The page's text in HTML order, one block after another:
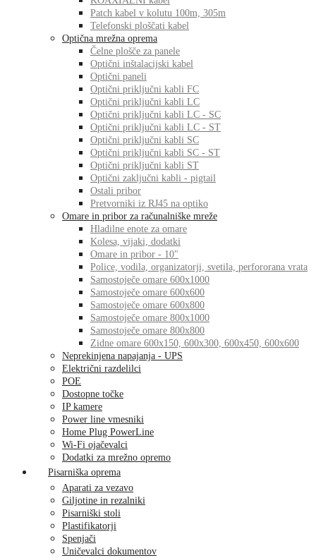
Patch kabel v kolutu 100m, 305m
Telefonski ploščati kabel
Optična mrežna oprema
Čelne plošče za panele
Optični inštalacijski kabel
Optični paneli
Optični priključni kabli FC
Optični priključni kabli LC
Optični priključni kabli LC - SC
Optični priključni kabli LC - ST
Optični priključni kabli SC
Optični priključni kabli SC - ST
Optični priključni kabli ST
Optični zaključni kabli - pigtail
Ostali pribor
Pretvorniki iz RJ45 na optiko
Omare in pribor za računalniške mreže
Hladilne enote za omare
Kolesa, vijaki, dodatki
Omare in pribor - 10"
Police, vodila, organizatorji, svetila, perfororana vrata
Samostoječe omare 600x1000
Samostoječe omare 600x600
Samostoječe omare 600x800
Samostoječe omare 800x1000
Samostoječe omare 800x800
Zidne omare 600x150, 600x300, 600x450, 600x600
Neprekinjena napajanja - UPS
Električni razdelilci
POE
Dostopne točke
IP kamere
Power line vmesniki
Home Plug PowerLine
Wi-Fi ojačevalci
Dodatki za mrežno opremo
Pisarniška oprema
Aparati za vezavo
Giljotine in rezalniki
Pisarniški stoli
Plastifikatorji
Spenjači
Uničevalci dokumentov